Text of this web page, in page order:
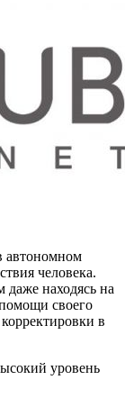
автономном
человека.
находясь на
своего
в
уровень